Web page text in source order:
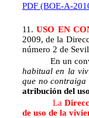
PDF (BOE-A-
11.USO EN
2009, de la
número 2 de
En un
habitual en la
que no
atribución del
La
de uso de la